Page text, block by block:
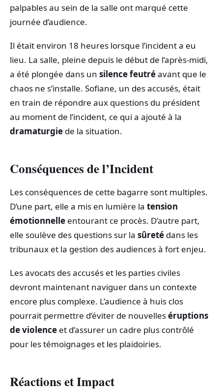
palpables au sein de la salle ont marqué cette
journée d’audience.
Il était environ 18 heures lorsque l’incident a eu
lieu. La salle, pleine depuis le début de l’après-midi,
a été plongée dans un silence feutréavant que le
chaos ne s’installe. Sofiane, un des accusés, était
en train de répondre aux questions du président
au moment de l’incident, ce qui a ajouté à la
dramaturgie de la situation.
Conséquences de l’Incident
Les conséquences de cette bagarre sont multiples.
D’une part, elle a mis en lumière la tension
émotionnelle entourant ce procès. D’autre part,
elle soulève des questions sur la sûreté dans les
tribunaux et la gestion des audiences à fort enjeu.
Les avocats des accusés et les parties civiles
devront maintenant naviguer dans un contexte
encore plus complexe. L’audience à huis clos
pourrait permettre d’éviter de nouvelleséruptions
de violence et d’assurer un cadre plus contrôlé
pour les témoignages et les plaidoiries.
Réactions et Impact